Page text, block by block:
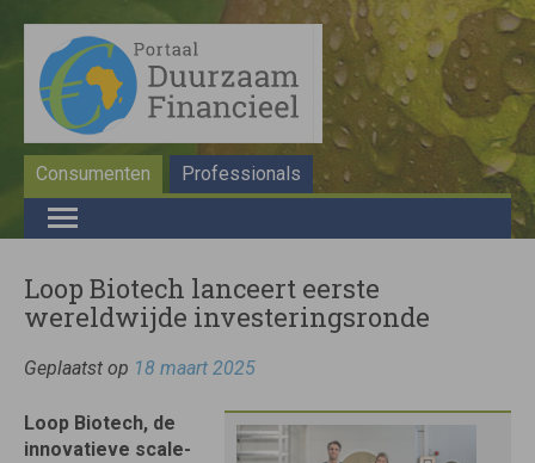
Consumenten Professionals
Loop Biotech lanceert eerste
wereldwijde investeringsronde
Geplaatst op 18 maart 2025
Loop Biotech, de
innovatieve scale-